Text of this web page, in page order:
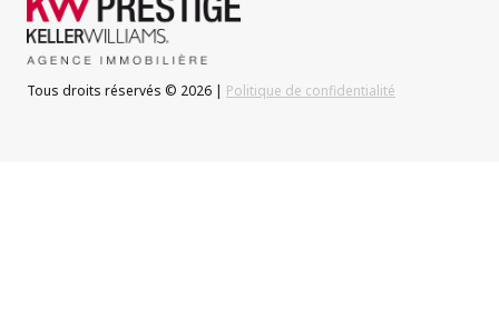
Tous droits réservés © 2026 | Politique de confidentialité